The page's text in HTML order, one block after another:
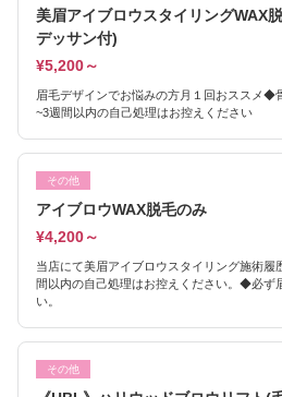
美眉アイブロウスタイリングWAX
デッサン付)
¥5,200～
眉毛デザインでお悩みの方月１回おススメ
~3週間以内の自己処理はお控えください
その他
アイブロウWAX脱毛のみ
¥4,200～
当店にて美眉アイブロウスタイリング施術
間以内の自己処理はお控えください。◆必ず
い。
その他